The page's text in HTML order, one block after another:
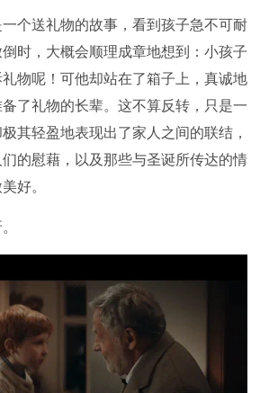
个送礼物的故事，看到孩子急不可耐
时，大概会顺理成章地想到：小孩子
物呢！可他却站在了箱子上，真诚地
了礼物的长辈。这不算反转，只是一
其轻盈地表现出了家人之间的联结，
的慰藉，以及那些与圣诞所传达的情
好。